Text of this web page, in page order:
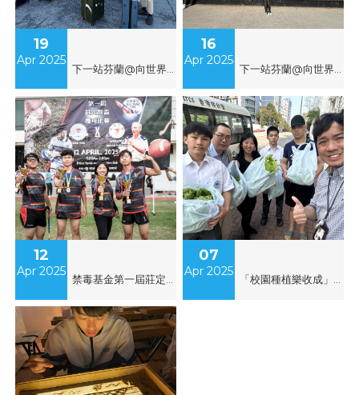
19
Apr 2025
16
Apr 2025
12
Apr 2025
禁毒基金第一屆莊定賢盃欖球比賽
07
Apr 2025
「校園種植樂收成」生菜送贈活動